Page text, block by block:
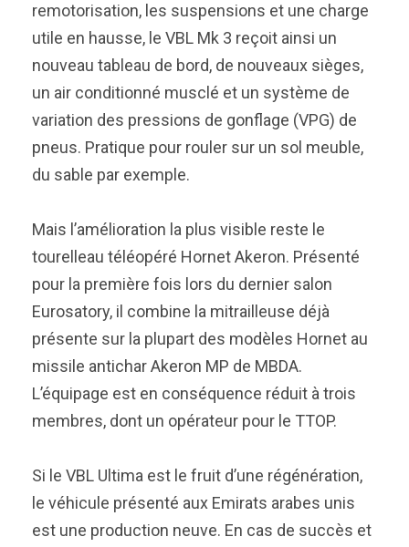
remotorisation, les suspensions et une charge
utile en hausse, le VBL Mk 3 reçoit ainsi un
nouveau tableau de bord, de nouveaux sièges,
un air conditionné musclé et un système de
variation des pressions de gonflage (VPG) de
pneus. Pratique pour rouler sur un sol meuble,
du sable par exemple.
Mais l’amélioration la plus visible reste le
tourelleau téléopéré Hornet Akeron. Présenté
pour la première fois lors du dernier salon
Eurosatory, il combine la mitrailleuse déjà
présente sur la plupart des modèles Hornet au
missile antichar Akeron MP de MBDA.
L’équipage est en conséquence réduit à trois
membres, dont un opérateur pour le TTOP.
Si le VBL Ultima est le fruit d’une régénération,
le véhicule présenté aux Emirats arabes unis
est une production neuve. En cas de succès et